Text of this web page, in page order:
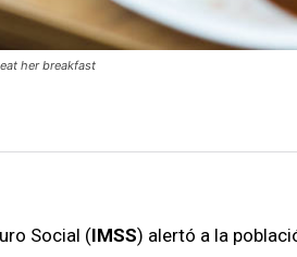
her breakfast
Social (IMSS) alertó a la